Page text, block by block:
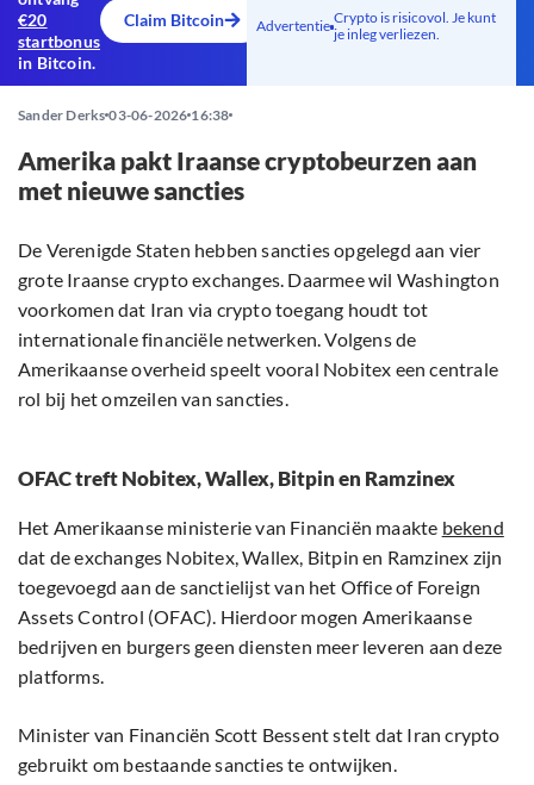
€20
startbonus
in Bitcoin.
Claim Bitcoin Advertentie Crypto is risicovol. Je kunt
je inleg verliezen.
Sander Derks 03-06-2026 16:38
Amerika pakt Iraanse cryptobeurzen aan
met nieuwe sancties
De Verenigde Staten hebben sancties opgelegd aan vier
grote Iraanse crypto exchanges. Daarmee wil Washington
voorkomen dat Iran via crypto toegang houdt tot
internationale financiële netwerken. Volgens de
Amerikaanse overheid speelt vooral Nobitex een centrale
rol bij het omzeilen van sancties.
OFAC treft Nobitex, Wallex, Bitpin en Ramzinex
Het Amerikaanse ministerie van Financiën maakte bekend
dat de exchanges Nobitex, Wallex, Bitpin en Ramzinex zijn
toegevoegd aan de sanctielijst van het Office of Foreign
Assets Control (OFAC). Hierdoor mogen Amerikaanse
bedrijven en burgers geen diensten meer leveren aan deze
platforms.
Minister van Financiën Scott Bessent stelt dat Iran crypto
gebruikt om bestaande sancties te ontwijken.